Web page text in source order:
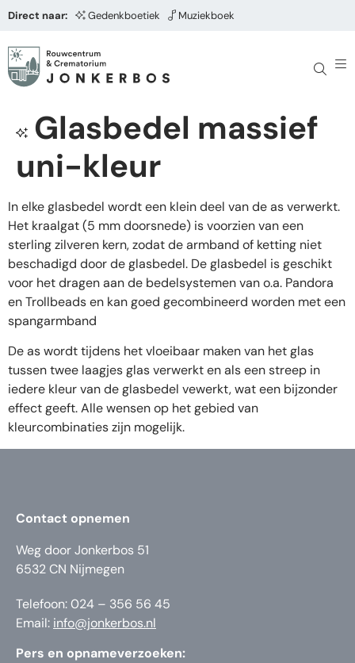
Direct naar: Gedenkboetiek Muziekboek
Glasbedel massief
uni-kleur
In elke glasbedel wordt een klein deel van de as verwerkt.
Het kraalgat (5 mm doorsnede) is voorzien van een
sterling zilveren kern, zodat de armband of ketting niet
beschadigd door de glasbedel. De glasbedel is geschikt
voor het dragen aan de bedelsystemen van o.a. Pandora
en Trollbeads en kan goed gecombineerd worden met een
spangarmband
De as wordt tijdens het vloeibaar maken van het glas
tussen twee laagjes glas verwerkt en als een streep in
iedere kleur van de glasbedel vewerkt, wat een bijzonder
effect geeft. Alle wensen op het gebied van
kleurcombinaties zijn mogelijk.
Contact opnemen
Weg door Jonkerbos 51
6532 CN Nijmegen
Telefoon: 024 – 356 56 45
Email: info@jonkerbos.nl
Pers en opnameverzoeken: